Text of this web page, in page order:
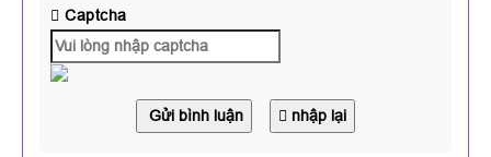
Captcha
Gửi bình luận nhập lại